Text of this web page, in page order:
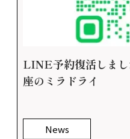
News
LINE予約復活しま
座のミラドライ